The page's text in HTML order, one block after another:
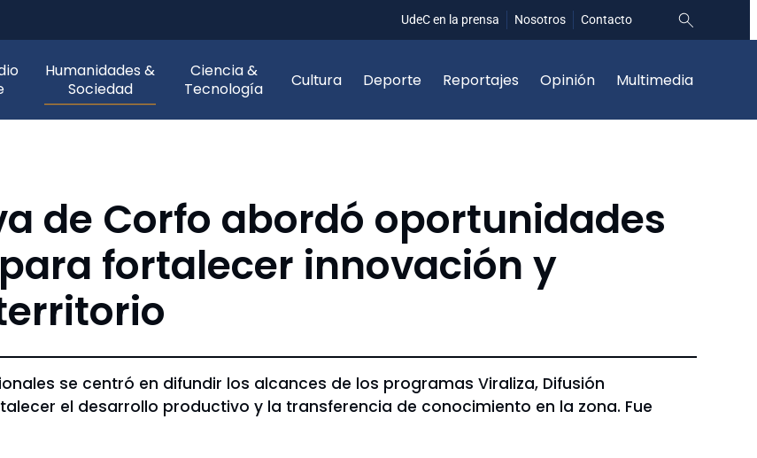
UdeC en la prensa Nosotros Contacto
Humanidades &
Sociedad
Ciencia &
Tecnología
Cultura Deporte Reportajes Opinión Multimedia
de Corfo abordó oportunidades
fortalecer innovación y
se centró en difundir los alcances de los programas Viraliza, Difusión
el desarrollo productivo y la transferencia de conocimiento en la zona. Fue